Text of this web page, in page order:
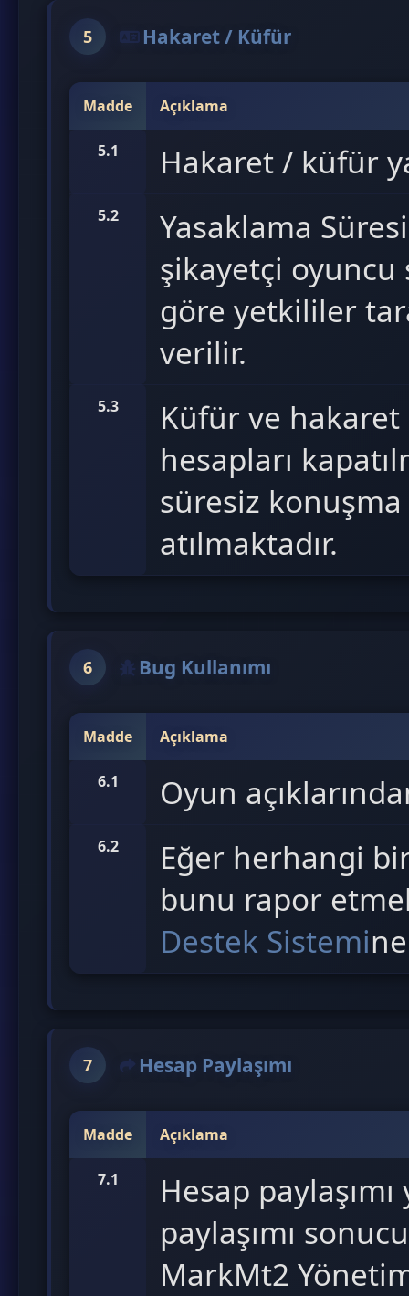
5 Hakaret / Küfür
Madde Açıklama
5.1 Hakaret / küfür
5.2
Yasaklama
şikayetçi oyuncu
göre yetkililer
verilir.
5.3
Küfür ve
hesapları
süresiz
atılmaktadır.
6 Bug Kullanımı
Madde Açıklama
6.1 Oyun
6.2
Eğer herhangi
bunu rapor
Destek Sistemi
7 Hesap Paylaşımı
Madde Açıklama
7.1
Hesap
paylaşımı
MarkMt2